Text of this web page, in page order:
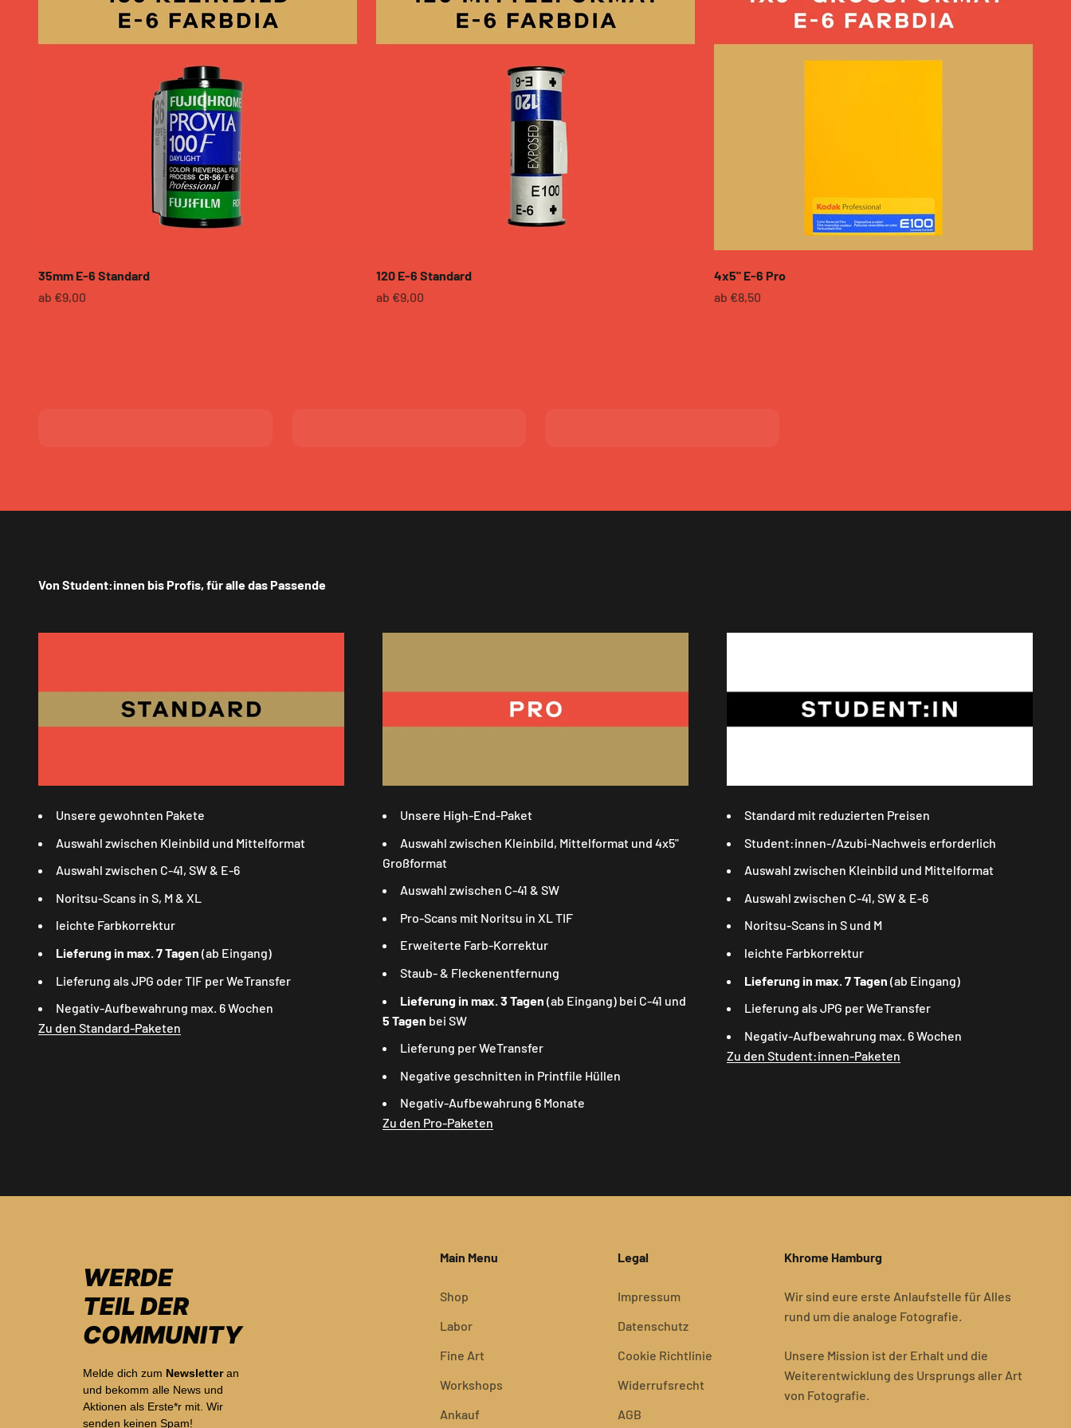
35mm E-6 Standard
Angebot
ab €9,00
120 E-6 Standard
Angebot
ab €9,00
4x5" E-6 Pro
Angebot
ab €8,50
Von Student:innen bis Profis, für alle das Passende
Unsere gewohnten Pakete
Auswahl zwischen Kleinbild und Mittelformat
Auswahl zwischen C-41, SW & E-6
Noritsu-Scans in S, M & XL
leichte Farbkorrektur
Lieferung in max. 7 Tagen (ab Eingang)
Lieferung als JPG oder TIF per WeTransfer
Negativ-Aufbewahrung max. 6 Wochen
Zu den Standard-Paketen
Unsere High-End-Paket
Auswahl zwischen Kleinbild, Mittelformat und 4x5"
Großformat
Auswahl zwischen C-41 & SW
Pro-Scans mit Noritsu in XL TIF
Erweiterte Farb-Korrektur
Staub- & Fleckenentfernung
Lieferung in max. 3 Tagen (ab Eingang) bei C-41 und
5 Tagen bei SW
Lieferung per WeTransfer
Negative geschnitten in Printfile Hüllen
Negativ-Aufbewahrung 6 Monate
Zu den Pro-Paketen
Standard mit reduzierten Preisen
Student:innen-/Azubi-Nachweis erforderlich
Auswahl zwischen Kleinbild und Mittelformat
Auswahl zwischen C-41, SW & E-6
Noritsu-Scans in S und M
leichte Farbkorrektur
Lieferung in max. 7 Tagen (ab Eingang)
Lieferung als JPG per WeTransfer
Negativ-Aufbewahrung max. 6 Wochen
Zu den Student:innen-Paketen
WERDE
TEIL DER
COMMUNITY
Melde dich zum Newsletteran
und bekomm alle News und
Aktionen als Erste*r mit. Wir
senden keinen Spam!
Main Menu
Shop
Labor
Fine Art
Workshops
Ankauf
Legal
Impressum
Datenschutz
Cookie Richtlinie
Widerrufsrecht
AGB
Khrome Hamburg
Wir sind eure erste Anlaufstelle für Alles
rund um die analoge Fotografie.
Unsere Mission ist der Erhalt und die
Weiterentwicklung des Ursprungs aller Art
von Fotografie.